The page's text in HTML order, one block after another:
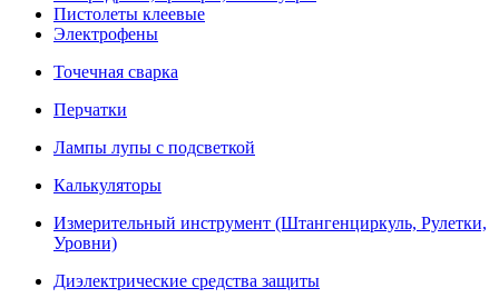
Пистолеты клеевые
Электрофены
Точечная сварка
Перчатки
Лампы лупы с подсветкой
Калькуляторы
Измерительный инструмент (Штангенциркуль, Рулетки,
Уровни)
Диэлектрические средства защиты